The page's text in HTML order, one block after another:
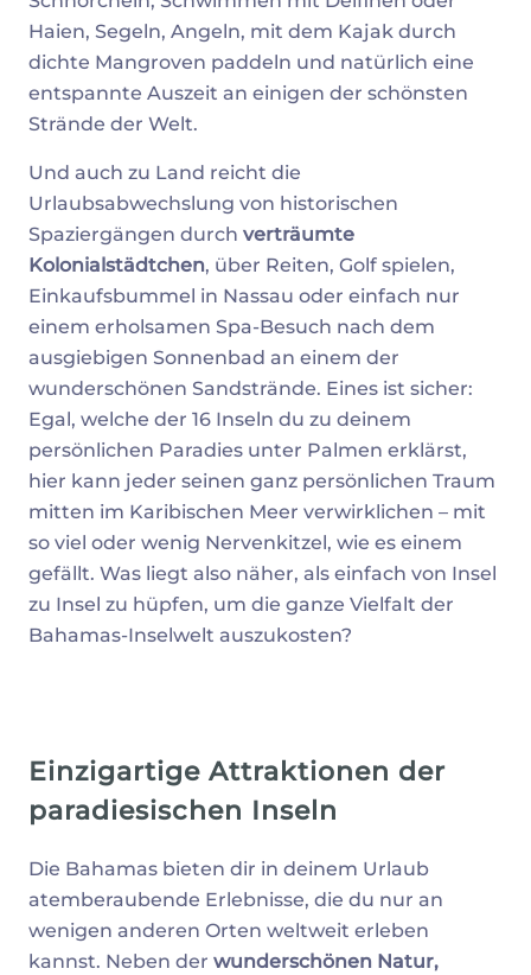
Haien, Segeln, Angeln, mit dem Kajak durch
dichte Mangroven paddeln und natürlich eine
entspannte Auszeit an einigen der schönsten
Strände der Welt.
Und auch zu Land reicht die
Urlaubsabwechslung von historischen
Spaziergängen durch verträumte
Kolonialstädtchen, über Reiten, Golf spielen,
Einkaufsbummel in Nassau oder einfach nur
einem erholsamen Spa-Besuch nach dem
ausgiebigen Sonnenbad an einem der
wunderschönen Sandstrände. Eines ist sicher:
Egal, welche der 16 Inseln du zu deinem
persönlichen Paradies unter Palmen erklärst,
hier kann jeder seinen ganz persönlichen Traum
mitten im Karibischen Meer verwirklichen – mit
so viel oder wenig Nervenkitzel, wie es einem
gefällt. Was liegt also näher, als einfach von Insel
zu Insel zu hüpfen, um die ganze Vielfalt der
Bahamas-Inselwelt auszukosten?
Einzigartige Attraktionen der
paradiesischen Inseln
Die Bahamas bieten dir in deinem Urlaub
atemberaubende Erlebnisse, die du nur an
wenigen anderen Orten weltweit erleben
kannst. Neben der wunderschönen Natur,